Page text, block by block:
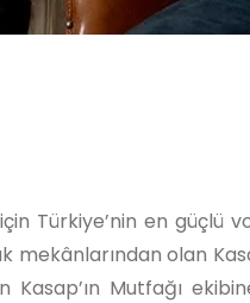
Türkiye’nin en güçlü
mekânlarından olan
Kasap’ın Mutfağı